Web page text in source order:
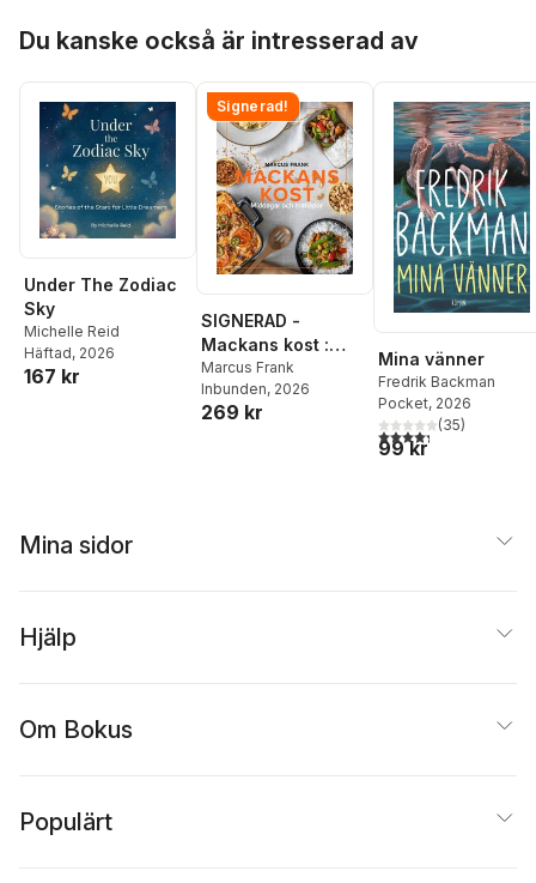
Crews
,Dani Wade
Lawrence ,Amanda
Louise Fuller,Lynne
Graham,Brenda
Jackson,Catherine
Mann,Tara Pammi,
Cathy Williams
Du kanske också är intresserad av
Under The Zodiac
Sky
Michelle Reid
Häftad, 2026
167 kr
Signerad!
SIGNERAD -
Mackans kost :
Middagar och
matlådor
Marcus Frank
Inbunden, 2026
269 kr
Mina vänner
Fredrik Backman
Pocket, 2026
4,3utav 5 stjärnor.
(35)
99 kr
Mina sidor
Hjälp
Om Bokus
Populärt